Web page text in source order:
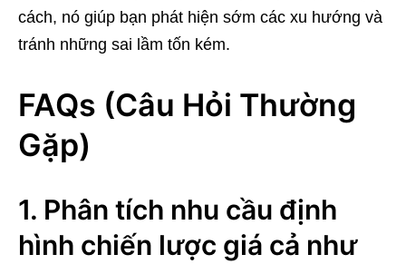
cách, nó giúp bạn phát hiện sớm các xu hướng và
tránh những sai lầm tốn kém.
FAQs (Câu Hỏi Thường
Gặp)
1. Phân tích nhu cầu định
hình chiến lược giá cả như